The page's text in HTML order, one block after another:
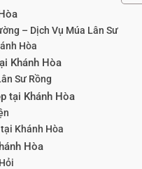
– Dịch Vụ Múa Lân Sư
Hòa
Khánh Hòa
Sư Rồng
tại Khánh Hòa
Khánh Hòa
Hòa